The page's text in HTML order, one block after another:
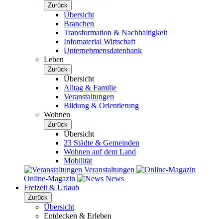
Zurück
Übersicht
Branchen
Transformation & Nachhaltigkeit
Infomaterial Wirtschaft
Unternehmensdatenbank
Leben
Zurück
Übersicht
Alltag & Familie
Veranstaltungen
Bildung & Orientierung
Wohnen
Zurück
Übersicht
23 Städte & Gemeinden
Wohnen auf dem Land
Mobilität
Veranstaltungen
Online-Magazin
News
Freizeit & Urlaub
Zurück
Übersicht
Entdecken & Erleben